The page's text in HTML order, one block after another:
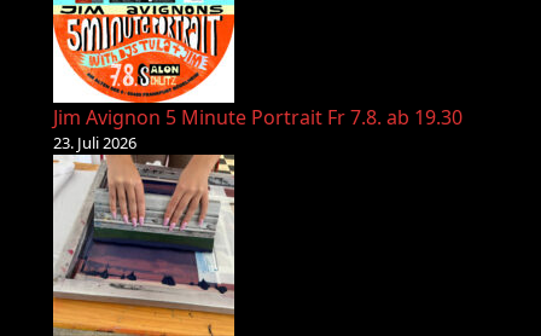
Jim Avignon 5 Minute Portrait Fr 7.8. ab 19.30
23. Juli 2026